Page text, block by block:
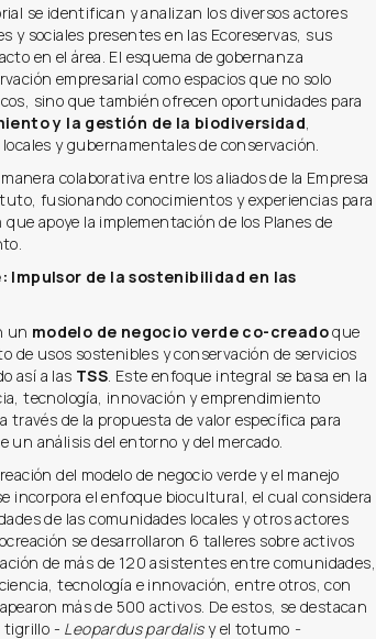
se identifican y analizan los diversos actores
y sociales presentes en las Ecoreservas, sus
en el área. El esquema de gobernanza
empresarial como espacios que no solo
sino que también ofrecen oportunidades para
y la gestión de la biodiversidad
y gubernamentales de conservación.
colaborativa entre los aliados de la Empresa
fusionando conocimientos y experiencias para
que apoye la implementación de los Planes de
Impulsor de la sostenibilidad en las
un modelo de negocio verde co-creadoque
de usos sostenibles y conservación de servicios
así a las TSS . Este enfoque integral se basa en la
tecnología, innovación y emprendimiento
de la propuesta de valor específica para
un análisis del entorno y del mercado.
del modelo de negocio verde y el manejo
incorpora el enfoque biocultural, el cual considera
de las comunidades locales y otros actores
se desarrollaron 6 talleres sobre activos
de más de 120 asistentes entre comunidades,
tecnología e innovación, entre otros, con
más de 500 activos. De estos, se destacan
tigrillo - Leopardus pardalisy el totumo -